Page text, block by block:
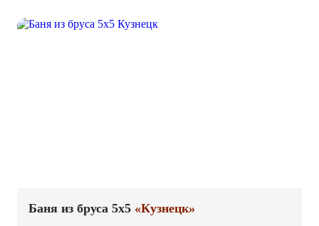
Баня из бруса 5х5 «Кузнецк»